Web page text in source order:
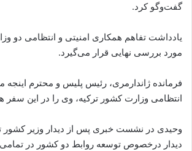
گفت‌وگو کرد.
یادداشت تفاهم همکاری امنیتی و انتظامی دو
مورد بررسی نهایی قرار می‌گیرد.
فرمانده ژاندارمری، رئیس پلیس و محترم اینجه
انتظامی وزارت کشور ترکیه، وی را در این سفر
وحیدی در نشست خبری پس از دیدار وزیر کشور
دیدار درخصوص توسعه روابط دو کشور در